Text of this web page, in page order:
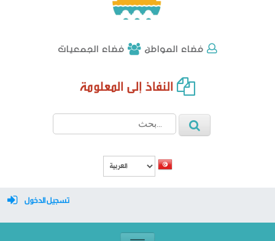
فضاء المواطن
تسجيل الدخول
معرف تسجيل الدخول